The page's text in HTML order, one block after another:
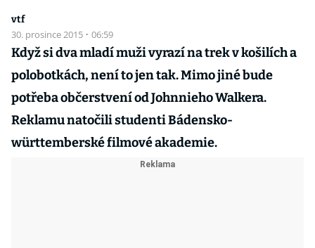
vtf
30. prosince 2015 · 06:59
Když si dva mladí muži vyrazí na trek v košilích a
polobotkách, není to jen tak. Mimo jiné bude
potřeba občerstvení od Johnnieho Walkera.
Reklamu natočili studenti Bádensko-
württemberské filmové akademie.